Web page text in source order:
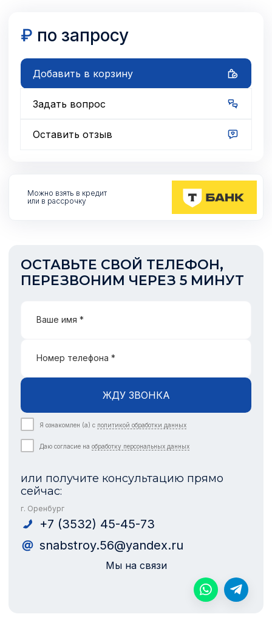
₽ по запросу
Добавить в корзину
Задать вопрос
Оставить отзыв
Можно взять в кредит
или в рассрочку
ОСТАВЬТЕ СВОЙ ТЕЛЕФОН,
ПЕРЕЗВОНИМ ЧЕРЕЗ 5 МИНУТ
Ваше имя *
Номер телефона *
ЖДУ ЗВОНКА
Я ознакомлен (а) с политикой обработки данных
Даю согласие на обработку персональных данных
или получите консультацию прямо
сейчас:
г. Оренбург
+7 (3532) 45-45-73
snabstroy.56@yandex.ru
Мы на связи